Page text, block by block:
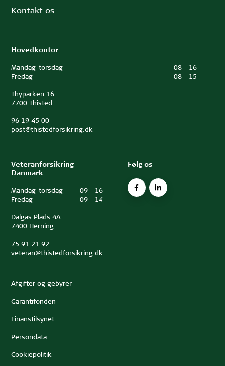
Kontakt os
Hovedkontor
Mandag-torsdag 08- 16
Fredag
08- 15
Thyparken 16
7700 Thisted
96 19 45 00
post@thistedforsikring.dk
Veteranforsikring
Danmark
Mandag-torsdag 09- 16
Fredag
09- 14
Dalgas Plads 4A
7400 Herning
75 91 21 92
veteran@thistedforsikring.dk
Følg os
Afgifter og gebyrer
Garantifonden
Finanstilsynet
Persondata
Cookiepolitik